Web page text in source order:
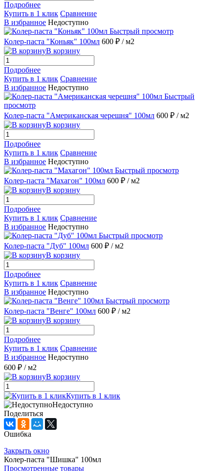
Подробнее
Купить в 1 клик Сравнение
В избранное Недоступно
Быстрый просмотр
Колер-паста "Коньяк" 100мл 600 ₽ / м2
В корзину
Подробнее
Купить в 1 клик Сравнение
В избранное Недоступно
Быстрый
просмотр
Колер-паста "Американская черешня" 100мл 600 ₽ / м2
В корзину
Подробнее
Купить в 1 клик Сравнение
В избранное Недоступно
Быстрый просмотр
Колер-паста "Махагон" 100мл 600 ₽ / м2
В корзину
Подробнее
Купить в 1 клик Сравнение
В избранное Недоступно
Быстрый просмотр
Колер-паста "Дуб" 100мл 600 ₽ / м2
В корзину
Подробнее
Купить в 1 клик Сравнение
В избранное Недоступно
Быстрый просмотр
Колер-паста "Венге" 100мл 600 ₽ / м2
В корзину
Подробнее
Купить в 1 клик Сравнение
В избранное Недоступно
600 ₽ / м2
В корзину
Купить в 1 клик
Недоступно
Поделиться
Ошибка
Закрыть окно
Колер-паста "Шишка" 100мл
Просмотренные товары